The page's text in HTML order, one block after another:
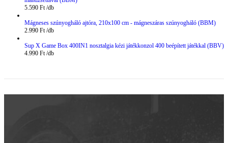
5.590 Ft
Mágneses szúnyogháló ajtóra, 210x100 cm - mágneszáras szúnyogháló (BBM)
2.990 Ft
Sup X Game Box 400IN1 nosztalgia kézi játékkonzol 400 beépített játékkal (BBV)
4.990 Ft